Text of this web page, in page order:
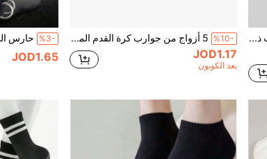
1/3/5/6/10 أزواج من الجوارب ذات اللون الموحد منخفضة الرقبة، جوارب كاحل ناعمة ومرنة كاجوال، جوارب كلاسيكية ذات لون موحد للرجال والنساء، مناسبة جداً للعمل والرياضة
%10- 5 أزواج من جوارب كرة القدم المبطنة بالسيليكون، جوارب تدريب متوسطة الطول، تصميم ماص للرطوبة، مناسبة لمباريات كرة القدم، مصممة للاعبي كرة القدم (2 أزواج/10 أزواج/6 أزواج/8 أزواج/12 زوج)
JOD1.17
بعد الكوبون
%3-
JOD1.65